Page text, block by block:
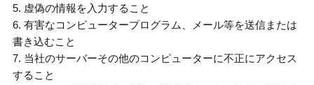
5. 虚偽の情報を入力すること
6. 有害なコンピュータープログラム、メール等を送信または
書き込むこと
7. 当社のサーバーその他のコンピューターに不正にアクセス
すること